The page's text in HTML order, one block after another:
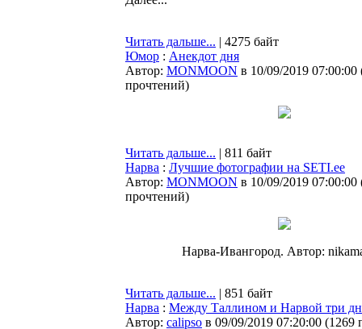
Читать дальше... | 4275 байт
Юмор : Анекдот дня
Автор: MONMOON в 10/09/2019 07:00:00
прочтений)
Читать дальше... | 811 байт
Нарва : Лучшие фотографии на SETI.ee
Автор: MONMOON в 10/09/2019 07:00:00
прочтений)
Нарва-Ивангород. Автор:
Читать дальше... | 851 байт
Нарва : Между Таллином и Нарвой три
Автор: calipso в 09/09/2019 07:20:00 (1269